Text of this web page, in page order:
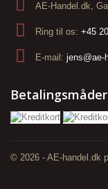
© 2026 - AE-handel.dk
AE-Handel.dk,
Ring til os: +45
E-mail: jens@ae-
Betalingsmåder